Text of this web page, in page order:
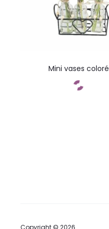
Mini vases coloré
Copyright © 2026